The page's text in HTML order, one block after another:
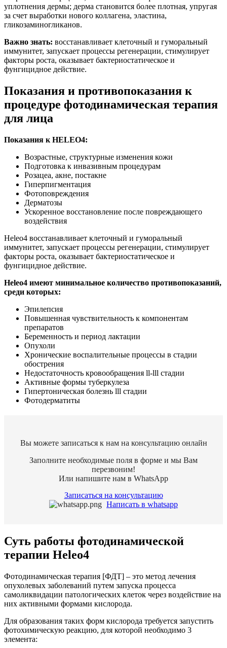
уплотнения дермы; дерма становится более плотная, упругая
за счет выработки нового коллагена, эластина,
гликозаминогликанов.
Важно знать: восстанавливает клеточный и гуморальный
иммунитет, запускает процессы регенерации, стимулирует
факторы роста, оказывает бактериостатическое и
фунгицидное действие.
Показания и противопоказания к
процедуре фотодинамическая терапия
для лица
Показания к HELEO4:
Возрастные, структурные изменения кожи
Подготовка к инвазивным процедурам
Розацеа, акне, постакне
Гиперпигментация
Фотоповреждения
Дерматозы
Ускоренное восстановление после повреждающего
воздействия
Heleo4 восстанавливает клеточный и гуморальный
иммунитет, запускает процессы регенерации, стимулирует
факторы роста, оказывает бактериостатическое и
фунгицидное действие.
Heleo4 имеют минимальное количество противопоказаний,
среди которых:
Эпилепсия
Повышенная чувствительность к компонентам
препаратов
Беременность и период лактации
Опухоли
Хронические воспалительные процессы в стадии
обострения
Недостаточность кровообращения ll-lll стадии
Активные формы туберкулеза
Гипертоническая болезнь lll стадии
Фотодерматиты
Вы можете записаться к нам на консультацию онлайн
Заполните необходимые поля в форме и мы Вам
перезвоним!
Или напишите нам в WhatsApр
Записаться на консультацию
Написать в whatsapp
Суть работы фотодинамической
терапии Heleo4
Фотодинамическая терапия [ФДТ] – это метод лечения
опухолевых заболеваний путем запуска процесса
самоликвидации патологических клеток через воздействие на
них активными формами кислорода.
Для образования таких форм кислорода требуется запустить
фотохимическую реакцию, для которой необходимо 3
элемента: